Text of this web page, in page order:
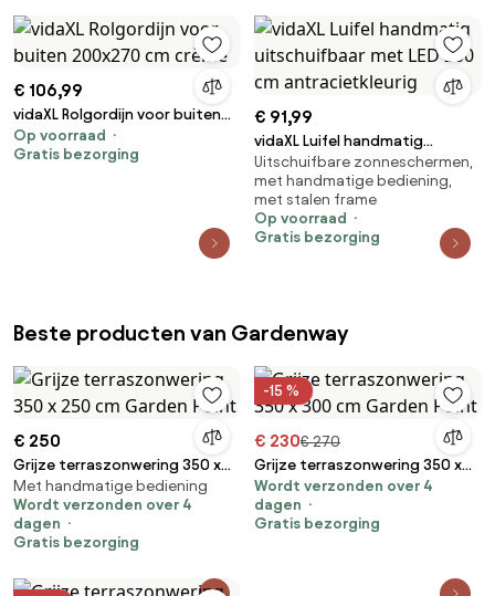
zonnescherm,
balkonzonnescherm, ideaal
voor terras, balkon en tuin,
Beige
€ 106,99
vidaXL Rolgordijn voor buiten
200x270 cm crème
Op voorraad
Gratis bezorging
€ 91,99
vidaXL Luifel handmatig
uitschuifbaar met LED 200 cm
antracietkleurig
Uitschuifbare zonneschermen,
met handmatige bediening,
met stalen frame
Op voorraad
Gratis bezorging
Beste producten van Gardenway
€ 250
Grijze terraszonwering 350 x
250 cm Garden Point
Met handmatige bediening
Wordt verzonden over 4
dagen
Gratis bezorging
-15 %
€ 230€ 270
Grijze terraszonwering 350 x
300 cm Garden Point
Wordt verzonden over 4
dagen
Gratis bezorging